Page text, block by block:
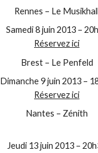
Rennes – Le Musikhall
Samedi 8 juin 2013 –
Réservez ici
Brest – Le Penfeld
Dimanche 9 juin 2013 –
Réservez ici
Nantes – Zénith
Jeudi 13 juin 2013 –